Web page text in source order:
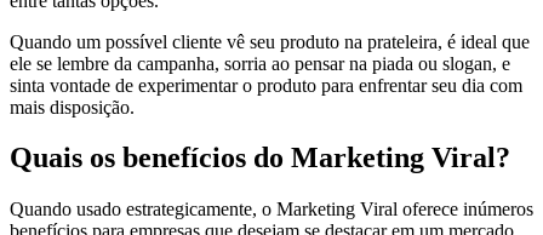
Quando um possível cliente vê seu produto na prateleira, é ideal que
ele se lembre da campanha, sorria ao pensar na piada ou slogan, e
sinta vontade de experimentar o produto para enfrentar seu dia com
mais disposição.
Quais os benefícios do Marketing Viral?
Quando usado estrategicamente, o Marketing Viral oferece inúmeros